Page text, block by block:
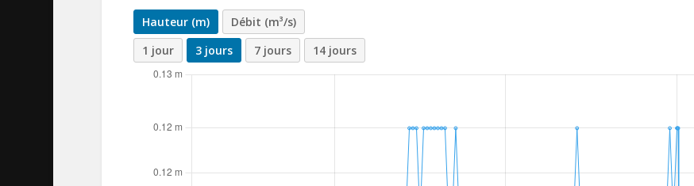
Hauteur (m)
Débit (m³/s)
1 jour
3 jours 7 jours 14 jours